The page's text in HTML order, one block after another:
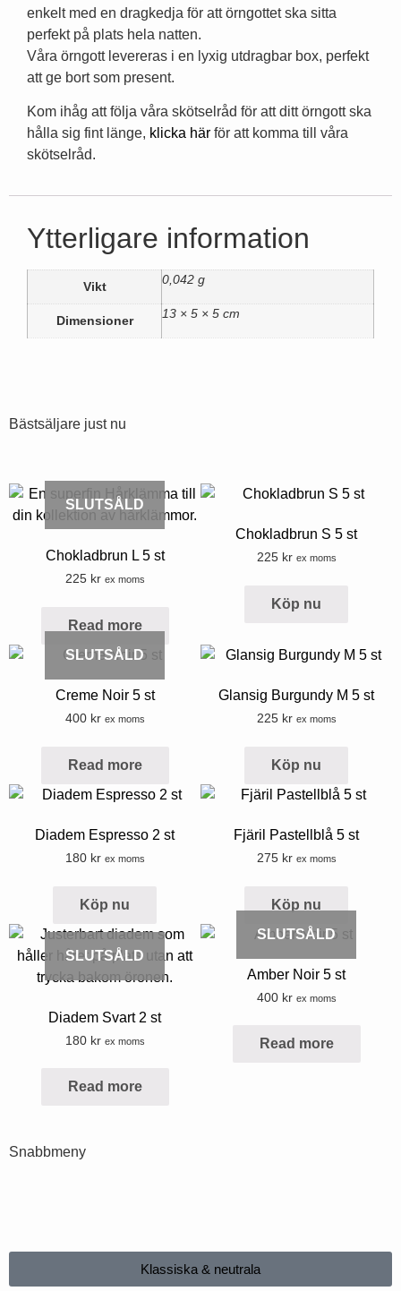
enkelt med en dragkedja för att örngottet ska sitta
perfekt på plats hela natten.
Våra örngott levereras i en lyxig utdragbar box, perfekt
att ge bort som present.
Kom ihåg att följa våra skötselråd för att ditt örngott ska
hålla sig fint länge, klicka här för att komma till våra
skötselråd.
Ytterligare information
Vikt 0,042 g
Dimensioner 13 × 5 × 5 cm
Bästsäljare just nu
SLUTSÅLD
Chokladbrun L 5 st
225 kr ex moms
Read more
Chokladbrun S 5 st
225 kr ex moms
Köp nu
SLUTSÅLD
Creme Noir 5 st
400 kr ex moms
Read more
Glansig Burgundy M 5 st
225 kr ex moms
Köp nu
Diadem Espresso 2 st
180 kr ex moms
Köp nu
Fjäril Pastellblå 5 st
275 kr ex moms
Köp nu
SLUTSÅLD
Diadem Svart 2 st
180 kr ex moms
Read more
SLUTSÅLD
Amber Noir 5 st
400 kr ex moms
Read more
Snabbmeny
Klassiska & neutrala